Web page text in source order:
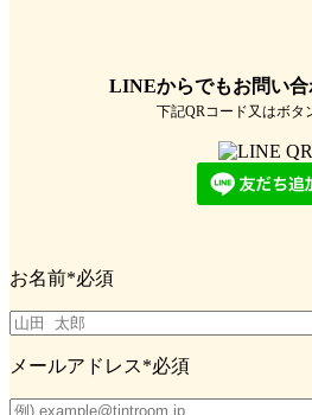
LINEからでもお問い
下記QRコード又はボタ
お名前*必須
メールアドレス*必須